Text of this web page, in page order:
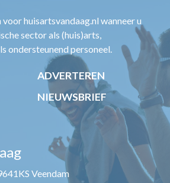
huisartsvandaag.nl wanneer u
sector als (huis)arts,
ondersteunend personeel.
ADVERTEREN
NIEUWSBRIEF
Veendam